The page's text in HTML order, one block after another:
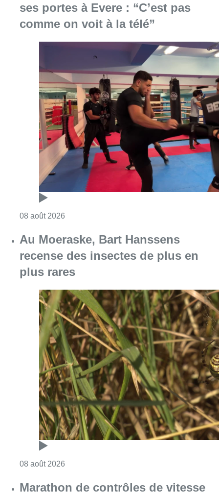
ses portes à Evere : “C’est pas
comme on voit à la télé”
08 août 2026
Au Moeraske, Bart Hanssens
recense des insectes de plus en
plus rares
08 août 2026
Marathon de contrôles de vitesse